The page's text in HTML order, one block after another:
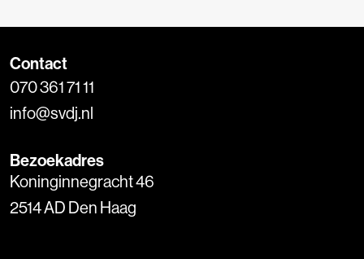
Contact
070 361 71 11
info@svdj.nl
Bezoekadres
Koninginnegracht 46
2514 AD Den Haag